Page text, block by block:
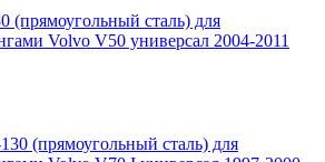
сталь) для
Volvo V50 универсал 2004-2011